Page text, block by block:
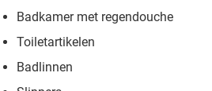
Badkamer met regendouche
Toiletartikelen
Badlinnen